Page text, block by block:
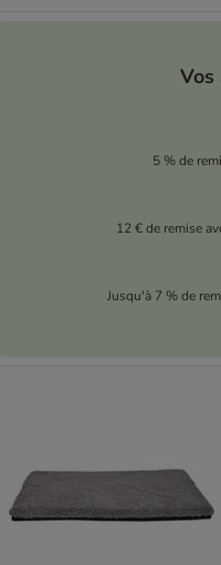
Vos
5 % de
12 € de remise
Jusqu'à 7 % de